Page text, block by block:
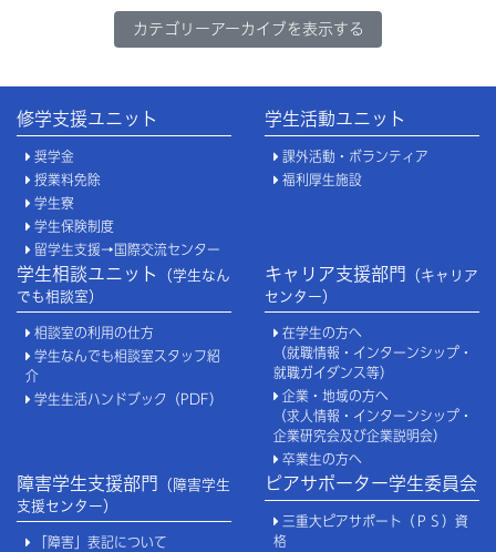
カテゴリーアーカイブを表示する
修学支援ユニット
奨学金
授業料免除
学生寮
学生保険制度
留学生支援→国際交流センター
学生活動ユニット
課外活動・ボランティア
福利厚生施設
学生相談ユニット
（学生なん
でも相談室）
相談室の利用の仕方
学生なんでも相談室スタッフ紹
介
学生生活ハンドブック（PDF）
キャリア支援部門
（キャリア
センター）
在学生の方へ
（就職情報・インターンシップ・
就職ガイダンス等）
企業・地域の方へ
（求人情報・インターンシップ・
企業研究会及び企業説明会）
卒業生の方へ
障害学生支援部門
（障害学生
支援センター）
「障害」表記について
ピアサポーター学生委員会
三重大ピアサポート（ＰＳ）資
格